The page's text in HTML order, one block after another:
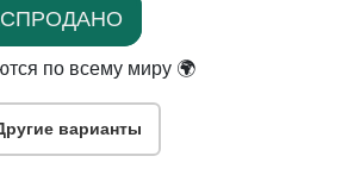
по всему миру 🌍
варианты